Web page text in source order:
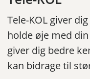
Tele-KOL giver
holde øje med
giver dig bedre
kan bidrage til